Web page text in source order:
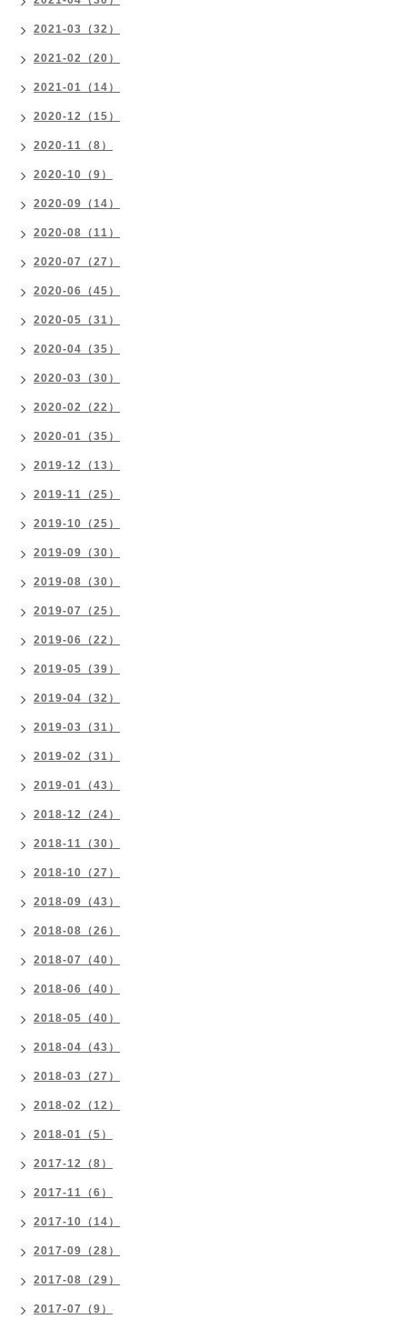
2021-03（32）
2021-02（20）
2021-01（14）
2020-12（15）
2020-11（8）
2020-10（9）
2020-09（14）
2020-08（11）
2020-07（27）
2020-06（45）
2020-05（31）
2020-04（35）
2020-03（30）
2020-02（22）
2020-01（35）
2019-12（13）
2019-11（25）
2019-10（25）
2019-09（30）
2019-08（30）
2019-07（25）
2019-06（22）
2019-05（39）
2019-04（32）
2019-03（31）
2019-02（31）
2019-01（43）
2018-12（24）
2018-11（30）
2018-10（27）
2018-09（43）
2018-08（26）
2018-07（40）
2018-06（40）
2018-05（40）
2018-04（43）
2018-03（27）
2018-02（12）
2018-01（5）
2017-12（8）
2017-11（6）
2017-10（14）
2017-09（28）
2017-08（29）
2017-07（9）